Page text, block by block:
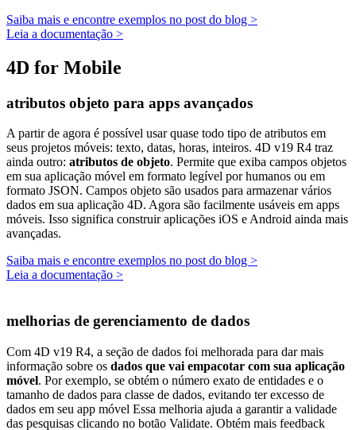
Saiba mais e encontre exemplos no post do blog >
Leia a documentação >
4D for Mobile
atributos objeto para apps avançados
A partir de agora é possível usar quase todo tipo de atributos em
seus projetos móveis: texto, datas, horas, inteiros. 4D v19 R4 traz
ainda outro: atributos de objeto. Permite que exiba campos objetos
em sua aplicação móvel em formato legível por humanos ou em
formato JSON. Campos objeto são usados para armazenar vários
dados em sua aplicação 4D. Agora são facilmente usáveis em apps
móveis. Isso significa construir aplicações iOS e Android ainda mais
avançadas.
Saiba mais e encontre exemplos no post do blog >
Leia a documentação >
melhorias de gerenciamento de dados
Com 4D v19 R4, a seção de dados foi melhorada para dar mais
informação sobre os dados que vai empacotar com sua aplicação
móvel. Por exemplo, se obtém o número exato de entidades e o
tamanho de dados para classe de dados, evitando ter excesso de
dados em seu app móvel Essa melhoria ajuda a garantir a validade
das pesquisas clicando no botão Validate. Obtém mais feedback